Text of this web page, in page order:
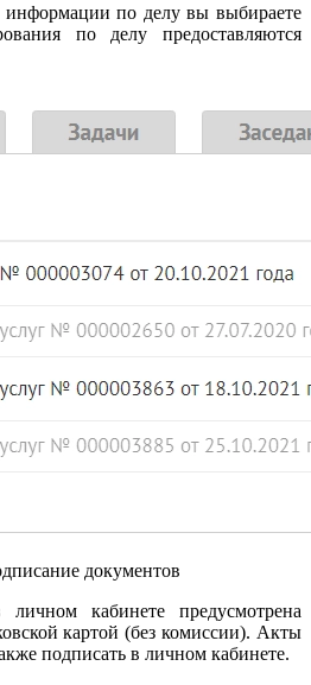
по делу вы выбираете
по делу предоставляются
документов
кабинете предусмотрена
картой (без комиссии). Акты
подписать в личном кабинете.